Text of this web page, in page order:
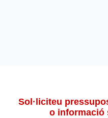
Sol·liciteu
o informació